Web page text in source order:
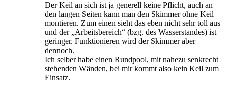
Der Keil an sich ist ja generell keine Pflicht, auch an
den langen Seiten kann man den Skimmer ohne Keil
montieren. Zum einen sieht das eben nicht sehr toll aus
und der „Arbeitsbereich“ (bzg. des Wasserstandes) ist
geringer. Funktionieren wird der Skimmer aber
dennoch.
Ich selber habe einen Rundpool, mit nahezu senkrecht
stehenden Wänden, bei mir kommt also kein Keil zum
Einsatz.